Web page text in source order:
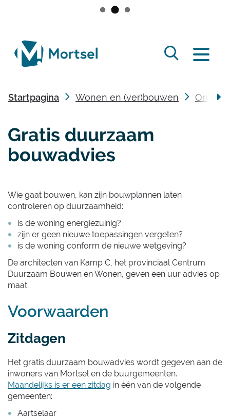
lokaal
bestuur
Mortsel
/
verbergen
Startpagina Wonen en (ver)bouwen
Gratis duurzaam
bouwadvies
Wie gaat bouwen, kan zijn bouwplannen laten
controleren op duurzaamheid:
is de woning energiezuinig?
zijn er geen nieuwe toepassingen vergeten?
is de woning conform de nieuwe wetgeving?
De architecten van Kamp C, het provinciaal Centrum
Duurzaam Bouwen en Wonen, geven een uur advies op
maat.
Voorwaarden
Zitdagen
Het gratis duurzaam bouwadvies wordt gegeven aan de
inwoners van Mortsel en de buurgemeenten.
Maandelijks is er een zitdag in één van de volgende
gemeenten:
Aartselaar